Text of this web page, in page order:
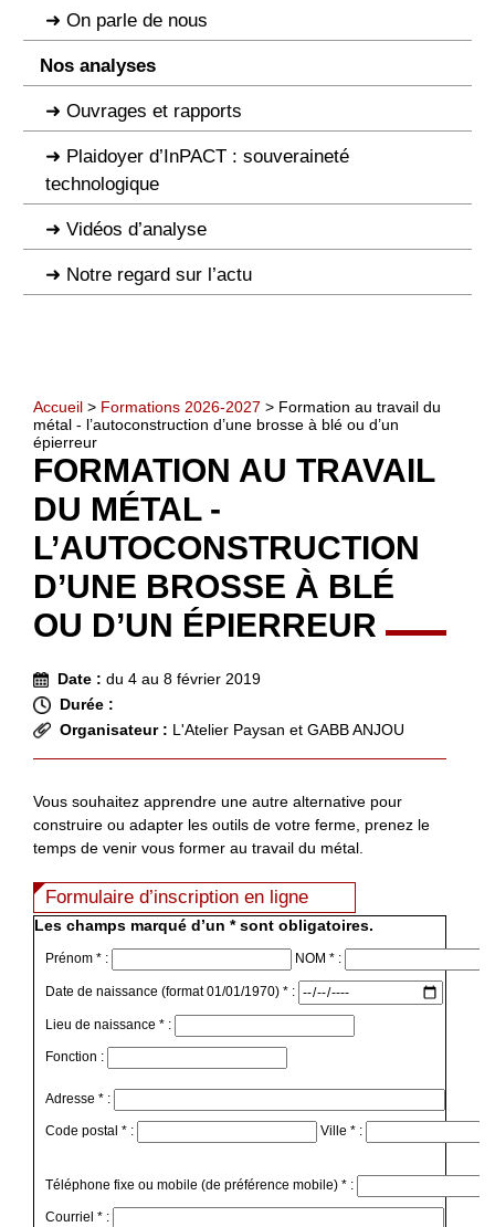
On parle de nous
Nos analyses
Ouvrages et rapports
Plaidoyer d’InPACT : souveraineté
technologique
Vidéos d’analyse
Notre regard sur l’actu
Accueil > Formations 2026-2027 > Formation au travail du
métal - l’autoconstruction d’une brosse à blé ou d’un
épierreur
FORMATION AU TRAVAIL
DU MÉTAL -
L’AUTOCONSTRUCTION
D’UNE BROSSE À BLÉ
OU D’UN ÉPIERREUR
Date : du 4 au 8 février 2019
Durée :
Organisateur : L'Atelier Paysan et GABB ANJOU
Vous souhaitez apprendre une autre alternative pour
construire ou adapter les outils de votre ferme, prenez le
temps de venir vous former au travail du métal.
Formulaire d’inscription en ligne
Les champs marqué d’un * sont obligatoires.
Prénom * : NOM * :
Date de naissance (format 01/01/1970) * :
Lieu de naissance * :
Fonction :
Adresse * :
Code postal * : Ville * :
Téléphone fixe ou mobile (de préférence mobile) * :
Courriel * :